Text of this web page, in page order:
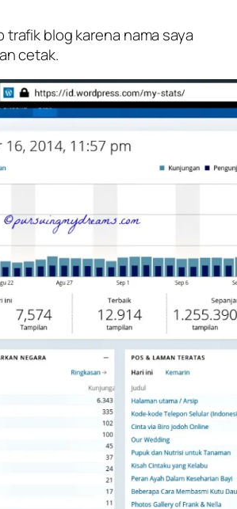
trafik blog karena nama saya
cetak.